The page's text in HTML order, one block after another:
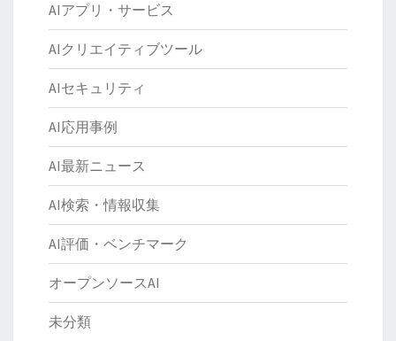
AIアプリ・サービス
AIクリエイティブツール
AIセキュリティ
AI応用事例
AI最新ニュース
AI検索・情報収集
AI評価・ベンチマーク
オープンソースAI
未分類